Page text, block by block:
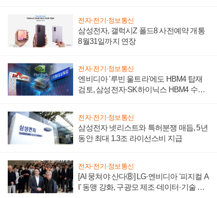
전자·전기·정보통신
삼성전자, 갤럭시Z 폴드8 사전예약 개통
8월31일까지 연장
전자·전기·정보통신
엔비디아 '루빈 울트라'에도 HBM4 탑재
검토, 삼성전자·SK하이닉스 HBM4 수율
전자·전기·정보통신
삼성전자 넷리스트와 특허분쟁 매듭, 5년
동안 최대 1.3조 라이선스비 지급
전자·전기·정보통신
[AI 뭉쳐야 산다⑧] LG·엔비디아 '피지컬 A
I' 동맹 강화, 구광모 제조·데이터·기술 결